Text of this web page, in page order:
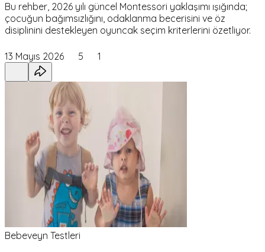
Bu rehber, 2026 yılı güncel Montessori yaklaşımı ışığında;
çocuğun bağımsızlığını, odaklanma becerisini ve öz
disiplinini destekleyen oyuncak seçim kriterlerini özetliyor.
13 Mayıs 2026 5 1
Bebeveyn Testleri